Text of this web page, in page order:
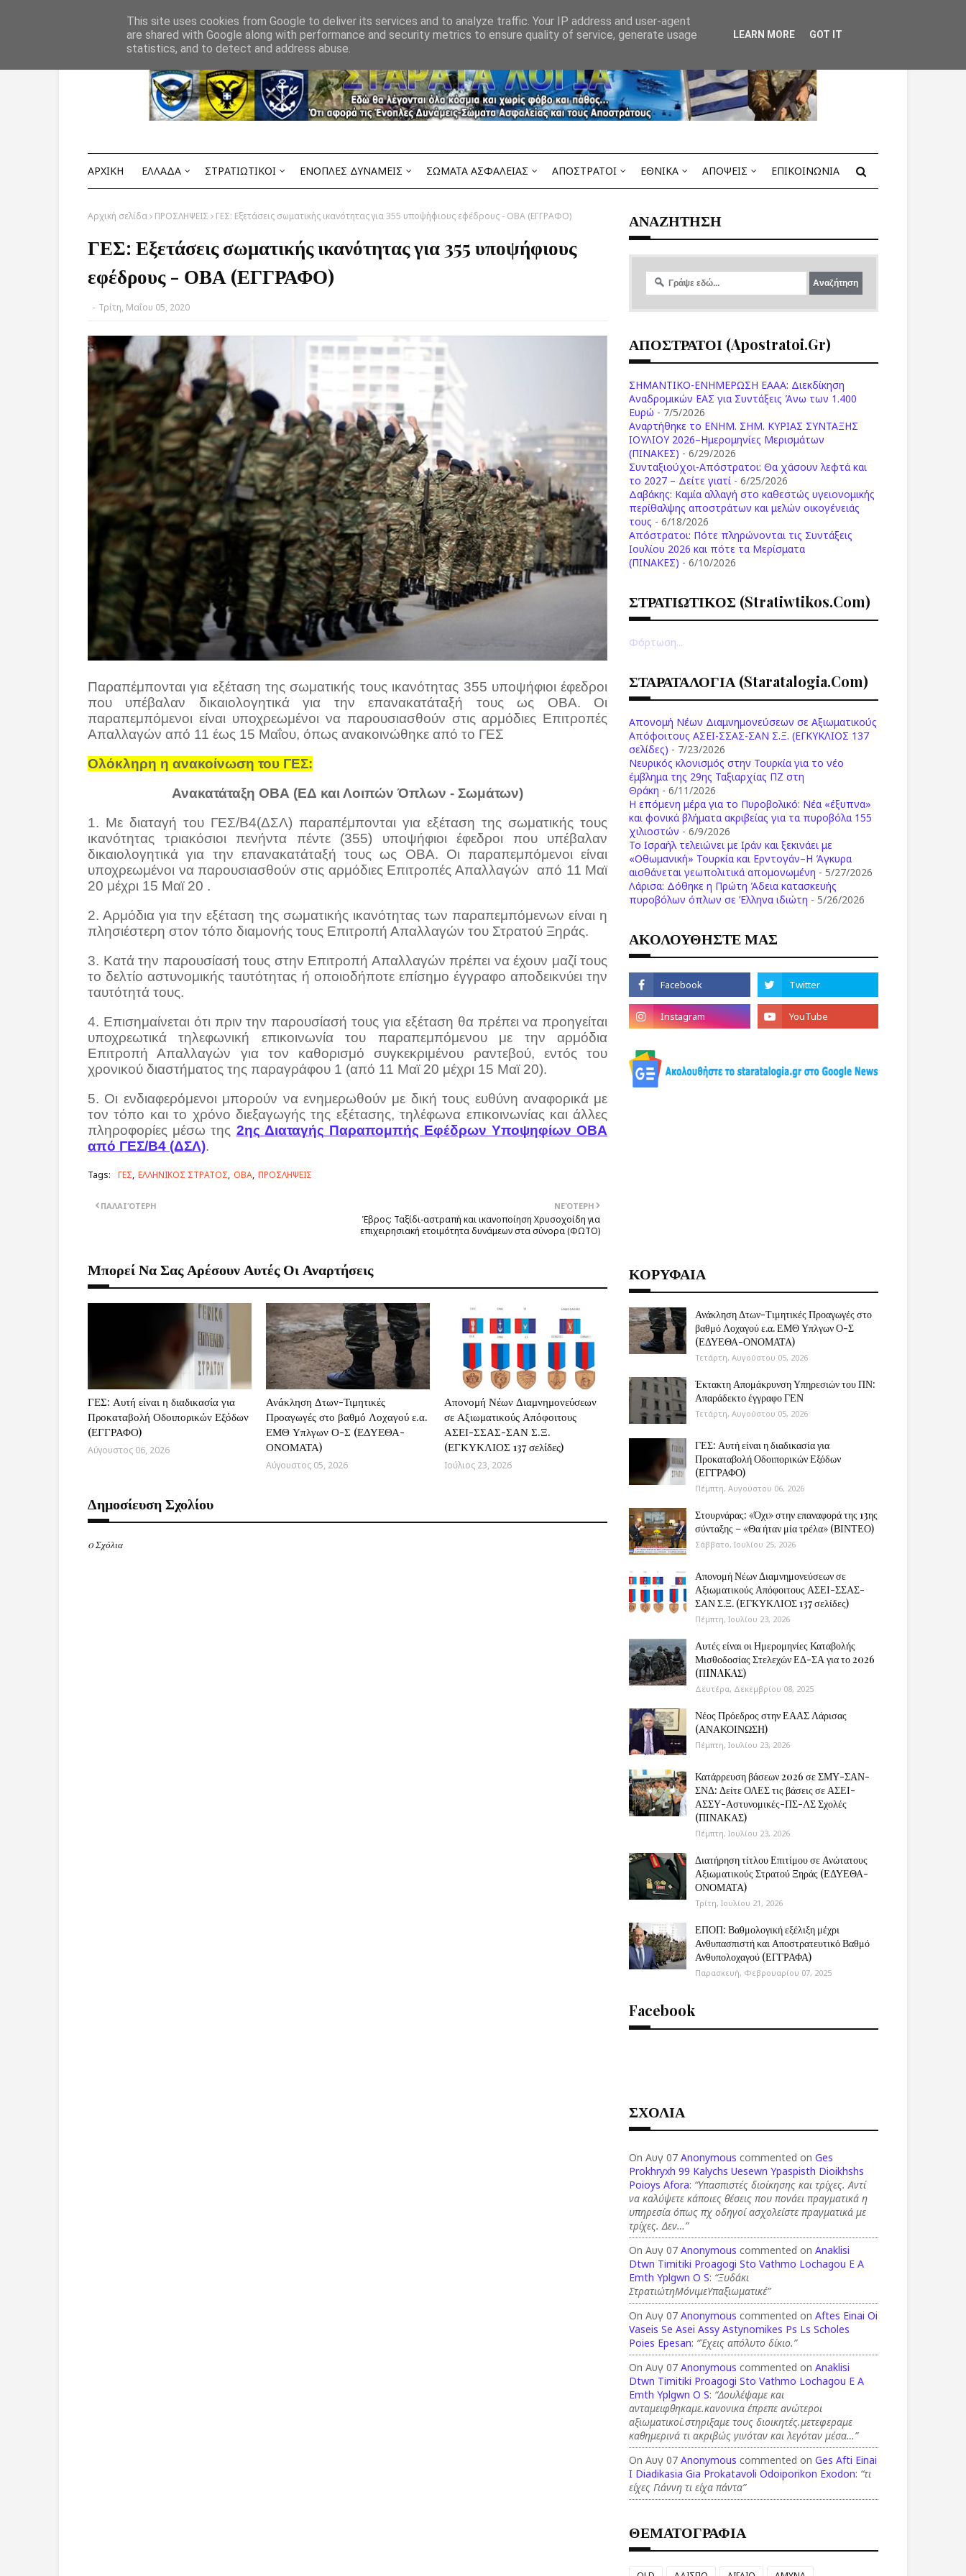
ΑΡΧΙΚΗ ΕΛΛΑΔΑ ΣΤΡΑΤΙΩΤΙΚΟΙ ΕΝΟΠΛΕΣ ΔΥΝΑΜΕΙΣ ΣΩΜΑΤΑ ΑΣΦΑΛΕΙΑΣ ΑΠΟΣΤΡΑΤΟΙ ΕΘΝΙΚΑ ΑΠΟΨΕΙΣ ΕΠΙΚΟΙΝΩΝΙΑ
Αρχική σελίδα ΠΡΟΣΛΗΨΕΙΣ ΓΕΣ: Εξετάσεις σωματικής ικανότητας για 355 υποψήφιους εφέδρους - ΟΒΑ (ΕΓΓΡΑΦΟ)
ΓΕΣ: Εξετάσεις σωματικής ικανότητας για 355 υποψήφιους
εφέδρους - ΟΒΑ (ΕΓΓΡΑΦΟ)
- Τρίτη, Μαΐου 05, 2020
Παραπέμπονται για εξέταση της σωματικής τους ικανότητας 355 υποψήφιοι έφεδροι
που υπέβαλαν δικαιολογητικά για την επανακατάταξή τους ως ΟΒΑ. Οι
παραπεμπόμενοι είναι υποχρεωμένοι να παρουσιασθούν στις αρμόδιες Επιτροπές
Απαλλαγών από 11 έως 15 Μαΐου, όπως ανακοινώθηκε από το ΓΕΣ
Ολόκληρη η ανακοίνωση του ΓΕΣ:
Ανακατάταξη ΟΒΑ (ΕΔ και Λοιπών Όπλων - Σωμάτων)
1. Με διαταγή του ΓΕΣ/Β4(ΔΣΛ) παραπέμπονται για εξέταση της σωματικής τους
ικανότητας τριακόσιοι πενήντα πέντε (355) υποψήφιοι έφεδροι που υπέβαλαν
δικαιολογητικά για την επανακατάταξή τους ως ΟΒΑ. Οι παραπεμπόμενοι είναι
υποχρεωμένοι να παρουσιασθούν στις αρμόδιες Επιτροπές Απαλλαγών από 11 Μαϊ
20 μέχρι 15 Μαϊ 20 .
2. Αρμόδια για την εξέταση της σωματικής ικανότητας των παραπεμπόμενων είναι η
πλησιέστερη στον τόπο διαμονής τους Επιτροπή Απαλλαγών του Στρατού Ξηράς.
3. Κατά την παρουσίασή τους στην Επιτροπή Απαλλαγών πρέπει να έχουν μαζί τους
το δελτίο αστυνομικής ταυτότητας ή οποιοδήποτε επίσημο έγγραφο αποδεικνύει την
ταυτότητά τους.
4. Επισημαίνεται ότι πριν την παρουσίασή τους για εξέταση θα πρέπει να προηγείται
υποχρεωτικά τηλεφωνική επικοινωνία του παραπεμπόμενου με την αρμόδια
Επιτροπή Απαλλαγών για τον καθορισμό συγκεκριμένου ραντεβού, εντός του
χρονικού διαστήματος της παραγράφου 1 (από 11 Μαϊ 20 μέχρι 15 Μαϊ 20).
5. Οι ενδιαφερόμενοι μπορούν να ενημερωθούν με δική τους ευθύνη αναφορικά με
τον τόπο και το χρόνο διεξαγωγής της εξέτασης, τηλέφωνα επικοινωνίας και άλλες
πληροφορίες μέσω της 2ης Διαταγής Παραπομπής Εφέδρων Υποψηφίων ΟΒΑ
από ΓΕΣ/Β4 (ΔΣΛ).
Tags: ΓΕΣ ΕΛΛΗΝΙΚΟΣ ΣΤΡΑΤΟΣ ΟΒΑ ΠΡΟΣΛΗΨΕΙΣ
ΝΕΌΤΕΡΗ
Έβρος: Ταξίδι-αστραπή και ικανοποίηση Χρυσοχοίδη για
επιχειρησιακή ετοιμότητα δυνάμεων στα σύνορα (ΦΩΤΟ)
ΠΑΛΑΙΌΤΕΡΗ
Μπορεί Να Σας Αρέσουν Αυτές Οι Αναρτήσεις
ΓΕΣ: Αυτή είναι η διαδικασία για
Προκαταβολή Οδοιπορικών Εξόδων
(ΕΓΓΡΑΦΟ)
Αύγουστος 06, 2026
Ανάκληση Δτων-Τιμητικές
Προαγωγές στο βαθμό Λοχαγού ε.α.
ΕΜΘ Υπλγων Ο-Σ (ΕΔΥΕΘΑ-
ΟΝΟΜΑΤΑ)
Αύγουστος 05, 2026
Απονομή Νέων Διαμνημονεύσεων
σε Αξιωματικούς Απόφοιτους
ΑΣΕΙ-ΣΣΑΣ-ΣΑΝ Σ.Ξ.
(ΕΓΚΥΚΛΙΟΣ 137 σελίδες)
Ιούλιος 23, 2026
Δημοσίευση Σχολίου
0 Σχόλια
ΑΝΑΖΗΤΗΣΗ
ΑΠΟΣΤΡΑΤΟΙ (apostratoi.gr)
ΣΗΜΑΝΤΙΚΟ-ΕΝΗΜΕΡΩΣΗ ΕΑΑΑ: Διεκδίκηση
Αναδρομικών ΕΑΣ για Συντάξεις Άνω των 1.400
Ευρώ - 7/5/2026
Aναρτήθηκε το ENHM. ΣΗΜ. ΚΥΡΙΑΣ ΣΥΝΤΑΞΗΣ
ΙΟΥΛΙΟΥ 2026–Ημερομηνίες Μερισμάτων
(ΠΙΝΑΚΕΣ) - 6/29/2026
Συνταξιούχοι-Απόστρατοι: Θα χάσουν λεφτά και
το 2027 – Δείτε γιατί - 6/25/2026
Δαβάκης: Καμία αλλαγή στο καθεστώς υγειονομικής
περίθαλψης αποστράτων και μελών οικογένειάς
τους - 6/18/2026
Aπόστρατοι: Πότε πληρώνονται τις Συντάξεις
Ιουλίου 2026 και πότε τα Μερίσματα
(ΠΙΝΑΚΕΣ) - 6/10/2026
ΣΤΡΑΤΙΩΤΙΚΟΣ (stratiwtikos.com)
Φόρτωση...
ΣΤΑΡΑΤΑΛΟΓΙΑ (staratalogia.com)
Απονομή Νέων Διαμνημονεύσεων σε Αξιωματικούς
Απόφοιτους ΑΣΕΙ-ΣΣΑΣ-ΣΑΝ Σ.Ξ. (ΕΓΚΥΚΛΙΟΣ 137
σελίδες) - 7/23/2026
Νευρικός κλονισμός στην Τουρκία για το νέο
έμβλημα της 29ης Ταξιαρχίας ΠΖ στη
Θράκη - 6/11/2026
Η επόμενη μέρα για το Πυροβολικό: Νέα «έξυπνα»
και φονικά βλήματα ακριβείας για τα πυροβόλα 155
χιλιοστών - 6/9/2026
Το Ισραήλ τελειώνει με Ιράν και ξεκινάει με
«Οθωμανική» Τουρκία και Ερντογάν–Η Άγκυρα
αισθάνεται γεωπολιτικά απομονωμένη - 5/27/2026
Λάρισα: Δόθηκε η Πρώτη Άδεια κατασκευής
πυροβόλων όπλων σε Έλληνα ιδιώτη - 5/26/2026
ΑΚΟΛΟΥΘΗΣΤΕ ΜΑΣ
ΚΟΡΥΦΑΙΑ
Ανάκληση Δτων-Τιμητικές Προαγωγές στο
βαθμό Λοχαγού ε.α. ΕΜΘ Υπλγων Ο-Σ
(ΕΔΥΕΘΑ-ΟΝΟΜΑΤΑ)
Τετάρτη, Αυγούστου 05, 2026
Έκτακτη Απομάκρυνση Υπηρεσιών του ΠΝ:
Απαράδεκτο έγγραφο ΓΕΝ
Τετάρτη, Αυγούστου 05, 2026
ΓΕΣ: Αυτή είναι η διαδικασία για
Προκαταβολή Οδοιπορικών Εξόδων
(ΕΓΓΡΑΦΟ)
Πέμπτη, Αυγούστου 06, 2026
Στουρνάρας: «Όχι» στην επαναφορά της 13ης
σύνταξης – «Θα ήταν μία τρέλα» (ΒΙΝΤΕΟ)
Σάββατο, Ιουλίου 25, 2026
Απονομή Νέων Διαμνημονεύσεων σε
Αξιωματικούς Απόφοιτους ΑΣΕΙ-ΣΣΑΣ-
ΣΑΝ Σ.Ξ. (ΕΓΚΥΚΛΙΟΣ 137 σελίδες)
Πέμπτη, Ιουλίου 23, 2026
Αυτές είναι οι Ημερομηνίες Καταβολής
Μισθοδοσίας Στελεχών ΕΔ-ΣΑ για το 2026
(ΠINAKAΣ)
Δευτέρα, Δεκεμβρίου 08, 2025
Νέος Πρόεδρος στην ΕΑΑΣ Λάρισας
(ΑΝΑΚΟΙΝΩΣΗ)
Πέμπτη, Ιουλίου 23, 2026
Κατάρρευση βάσεων 2026 σε ΣΜΥ-ΣΑΝ-
ΣΝΔ: Δείτε ΟΛΕΣ τις βάσεις σε ΑΣΕΙ-
ΑΣΣΥ-Αστυνομικές-ΠΣ-ΛΣ Σχολές
(ΠΙΝΑΚΑΣ)
Πέμπτη, Ιουλίου 23, 2026
Διατήρηση τίτλου Επιτίμου σε Ανώτατους
Αξιωματικούς Στρατού Ξηράς (ΕΔΥΕΘΑ-
ΟΝΟΜΑΤΑ)
Τρίτη, Ιουλίου 21, 2026
ΕΠΟΠ: Βαθμολογική εξέλιξη μέχρι
Ανθυπασπιστή και Αποστρατευτικό Βαθμό
Ανθυπολοχαγού (ΕΓΓΡΑΦΑ)
Παρασκευή, Φεβρουαρίου 07, 2025
Facebook
ΣΧΟΛΙΑ
On Αυγ 07Anonymous commented onGes
Prokhryxh 99 Kalychs Uesewn Ypaspisth Dioikhshs
Poioys Afora: “Υπασπιστές διοίκησης και τρίχες. Αντί
να καλύψετε κάποιες θέσεις που πονάει πραγματικά η
υπηρεσία όπως πχ οδηγοί ασχολείστε πραγματικά με
τρίχες. Δεν…”
On Αυγ 07Anonymous commented onAnaklisi
Dtwn Timitiki Proagogi Sto Vathmo Lochagou E A
Emth Yplgwn O S: “Ξυδάκι
ΣτρατιώτηΜόνιμεΥπαξιωματικέ”
On Αυγ 07Anonymous commented onAftes Einai Oi
Vaseis Se Asei Assy Astynomikes Ps Ls Scholes
Poies Epesan: “Έχεις απόλυτο δίκιο.”
On Αυγ 07Anonymous commented onAnaklisi
Dtwn Timitiki Proagogi Sto Vathmo Lochagou E A
Emth Yplgwn O S: “Δουλέψαμε και
ανταμειφθηκαμε.κανονικα έπρεπε ανώτεροι
αξιωματικοί.στηριξαμε τους διοικητές.μετεφεραμε
καθημερινά τι ακριβώς γινόταν και λεγόταν μέσα…”
On Αυγ 07Anonymous commented onGes Afti Einai
I Diadikasia Gia Prokatavoli Odoiporikon Exodon: “τι
είχες Γιάννη τι είχα πάντα”
ΘΕΜΑΤΟΓΡΑΦΙΑ
This site uses cookies from Google to deliver its services and to analyze traffic. Your IP address and user-agent
are shared with Google along with performance and security metrics to ensure quality of service, generate usage
statistics, and to detect and address abuse.
LEARN MORE GOT IT